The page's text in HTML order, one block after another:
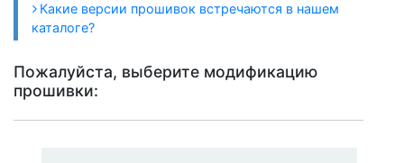
Какие версии прошивок встречаются в нашем
каталоге?
Пожалуйста, выберите модификацию
прошивки: